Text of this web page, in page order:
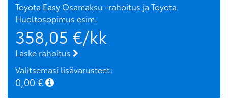
Toyota Easy Osamaksu -rahoitus ja Toyota
Huoltosopimus esim.
358,05 €/kk
Laske rahoitus
Valitsemasi lisävarusteet:
0,00 €